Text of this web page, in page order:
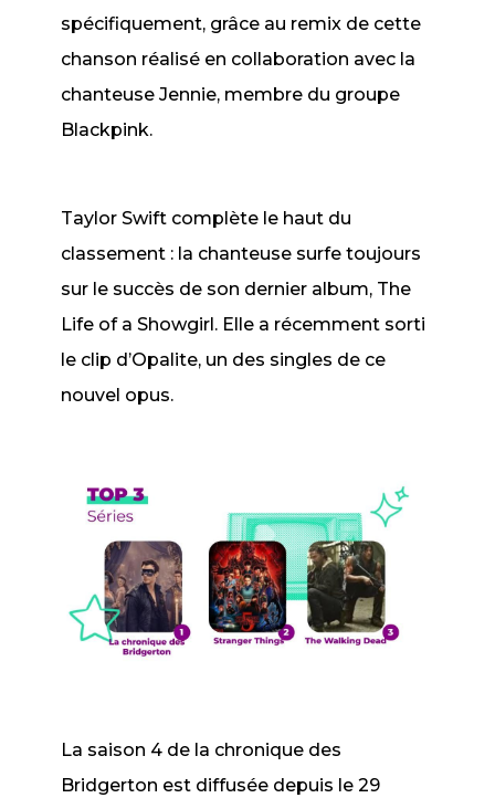
spécifiquement, grâce au remix de cette
chanson réalisé en collaboration avec la
chanteuse Jennie, membre du groupe
Blackpink.
Taylor Swift complète le haut du
classement : la chanteuse surfe toujours
sur le succès de son dernier album, The
Life of a Showgirl. Elle a récemment sorti
le clip d’Opalite, un des singles de ce
nouvel opus.
La saison 4 de la chronique des
Bridgerton est diffusée depuis le 29